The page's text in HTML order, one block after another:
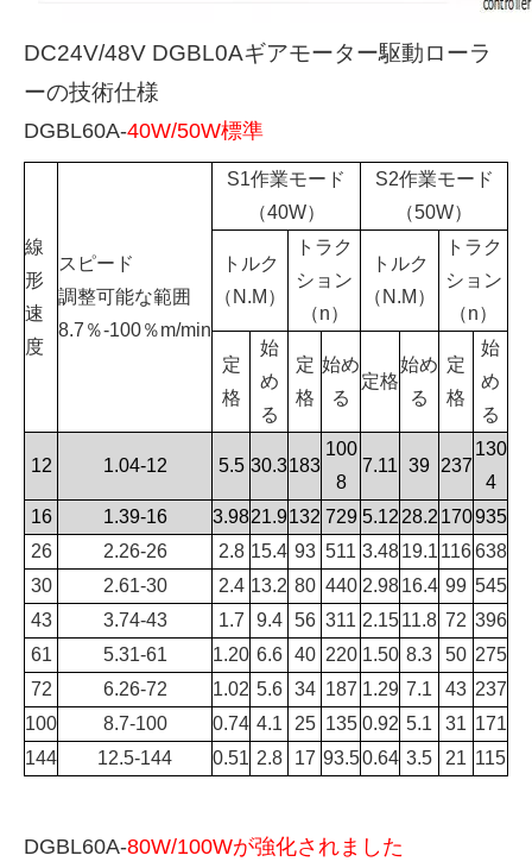
DC24V/48V DGBL0Aギアモーター駆動ローラ
ーの技術仕様
DGBL60A-40W/50W標準
線
形
速
度
スピード
調整可能な範囲
8.7％-100％m/min
S1作業モード
（40W）
S2作業モード
（50W）
トルク
（N.M）
トラク
ション
（n）
トルク
（N.M）
トラク
ション
（n）
定
格
始
め
る
定
格
始め
る
定格
始め
る
定
格
始
め
る
12 1.04-12 5.5 30.3183
100
8
7.11 39 237
130
4
16
1.39-16 3.9821.9132 729 5.12 28.2 170935
26
2.26-26 2.8 15.4 93 511 3.48 19.1 116638
30
2.61-30 2.4 13.2 80 440 2.98 16.4 99 545
43
3.74-43 1.7 9.4 56 311 2.15 11.8 72 396
61
5.31-61 1.20 6.6 40 220 1.50 8.3 50 275
72
6.26-72 1.02 5.6 34 187 1.29 7.1 43 237
100
8.7-100 0.74 4.1 25 135 0.92 5.1 31 171
144
12.5-144 0.51 2.8 17 93.50.64 3.5 21 115
DGBL60A-80W/100Wが強化されました